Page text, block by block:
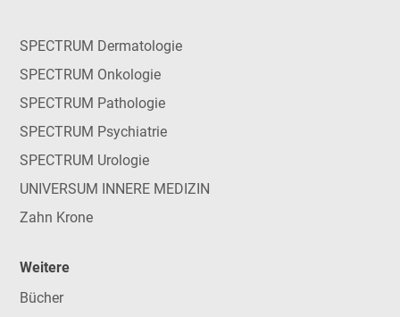
SPECTRUM Dermatologie
SPECTRUM Onkologie
SPECTRUM Pathologie
SPECTRUM Psychiatrie
SPECTRUM Urologie
UNIVERSUM INNERE MEDIZIN
Zahn Krone
Weitere
Bücher